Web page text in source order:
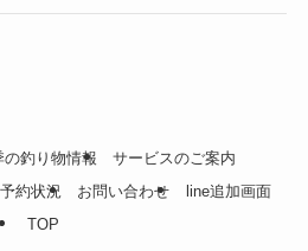
の釣り物情報
サービスのご案内
予約状況 お問い合わせ
line追加画面
TOP